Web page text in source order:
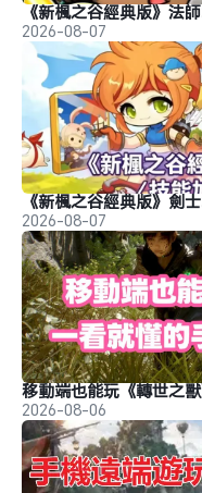
《新楓之谷經典版》法
2026-08-07
《新楓之谷經典版》劍
2026-08-07
移動端也能玩《轉世之
2026-08-06